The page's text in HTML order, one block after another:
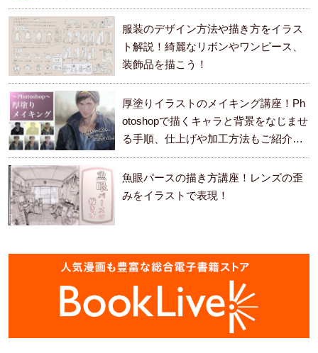
服装のデザイン方法や描き方をイラス
ト解説！綺麗なリボンやワンピース、
装飾品を描こう！
厚塗りイラストのメイキング講座！Ph
otoshopで描くキャラと背景をなじませ
る手順、仕上げや加工方法もご紹介し
ます。
魚眼パースの描き方講座！レンズの歪
みをイラストで表現！